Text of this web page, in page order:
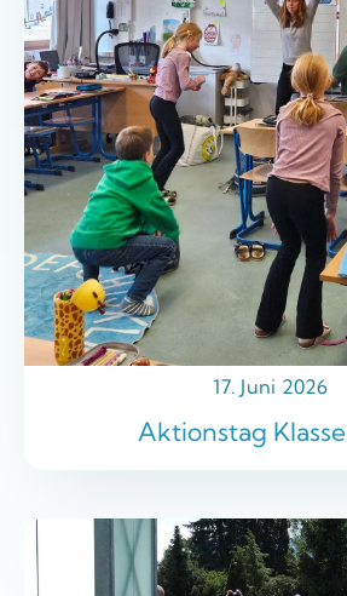
17. Juni 2026
Aktionstag